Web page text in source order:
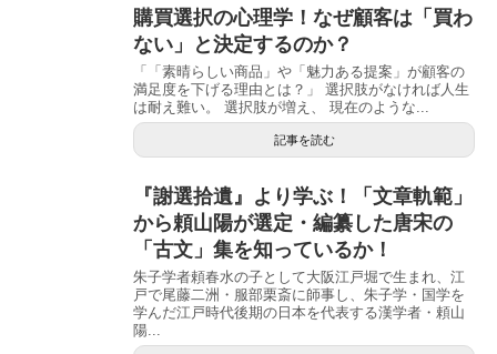
購買選択の心理学！なぜ顧客は「買わ
ない」と決定するのか？
「「素晴らしい商品」や「魅力ある提案」が顧客の
満足度を下げる理由とは？」 選択肢がなければ人生
は耐え難い。 選択肢が増え、 現在のような...
記事を読む
『謝選拾遺』より学ぶ！「文章軌範」
から頼山陽が選定・編纂した唐宋の
「古文」集を知っているか！
朱子学者頼春水の子として大阪江戸堀で生まれ、江
戸で尾藤二洲・服部栗斎に師事し、朱子学・国学を
学んだ江戸時代後期の日本を代表する漢学者・頼山
陽...